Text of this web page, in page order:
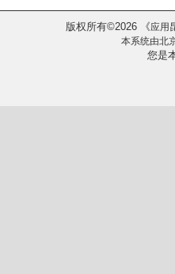
版权所有©2026 《应用
本系统由北
您是